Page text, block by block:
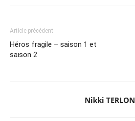
Article précédent
Héros fragile – saison 1 et
saison 2
Nikki TERLON